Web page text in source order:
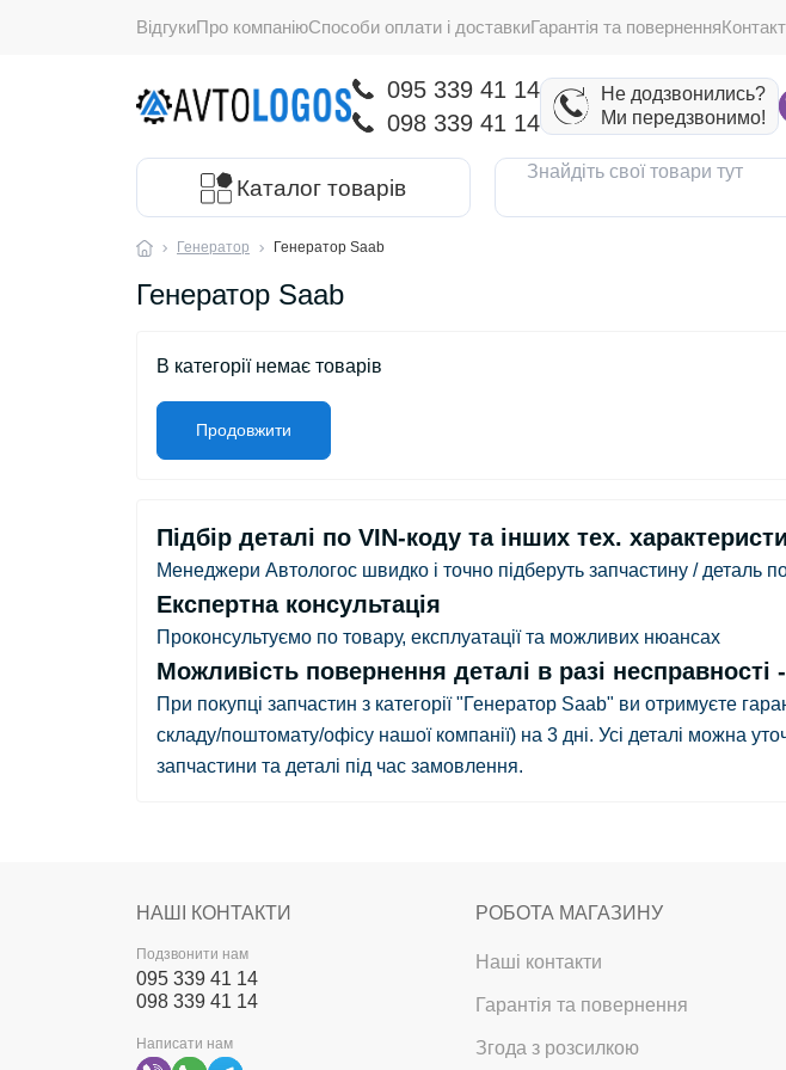
ВідгукиПро компаніюСпособи оплати і доставкиГарантія та повернення
095 339 41 14
098 339 41 14
Не додзвонились?
Ми передзвонимо!
Каталог товарів
Генератор Генератор Saab
Генератор Saab
В категорії немає товарів
Продовжити
Підбір деталі по VIN-коду та інших тех.
Менеджери Автологос швидко і точно підберуть запчастину / деталь
Експертна консультація
Проконсультуємо по товару, експлуатації та можливих нюансах
Можливість повернення деталі в разі несправності
При покупці запчастин з категорії "Генератор Saab" ви отримуєте
складу/поштомату/офісу нашої компанії) на 3 дні. Усі деталі можна
запчастини та деталі під час замовлення.
НАШІ КОНТАКТИ
Подзвонити нам
095 339 41 14
098 339 41 14
Написати нам
РОБОТА МАГАЗИНУ
Наші контакти
Гарантія та повернення
Згода з розсилкою